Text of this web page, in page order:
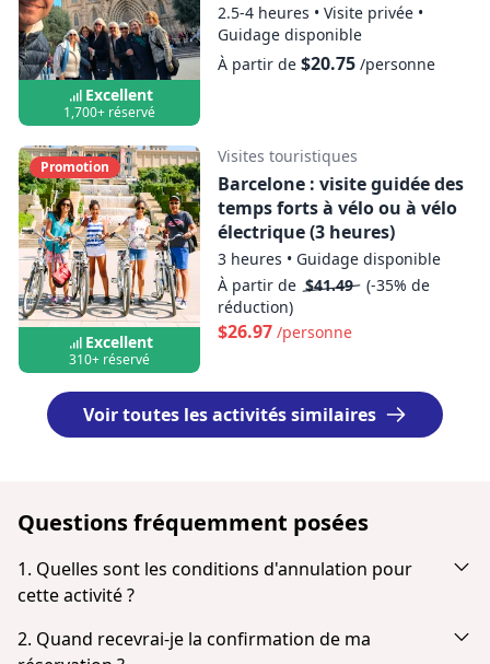
Excellent
1,700+ réservé
2.5-4 heures • Visite privée •
Guidage disponible
À partir de $20.75/personne
Promotion
Excellent
310+ réservé
Visites touristiques
Barcelone : visite guidée des
temps forts à vélo ou à vélo
électrique (3 heures)
3 heures • Guidage disponible
À partir de $41.49 (-35% de
réduction)
$26.97/personne
Voir toutes les activités similaires
Questions fréquemment posées
1. Quelles sont les conditions d'annulation pour
cette activité ?
Annulation jusqu’à 24 heures à l’avance pour un
remboursement intégral.
2. Quand recevrai-je la confirmation de ma